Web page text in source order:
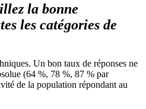
la bonne
les catégories de
Un bon taux de réponses ne
(64 %, 78 %, 87 % par
de la population répondant au